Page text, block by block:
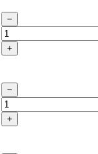
−
+
−
+